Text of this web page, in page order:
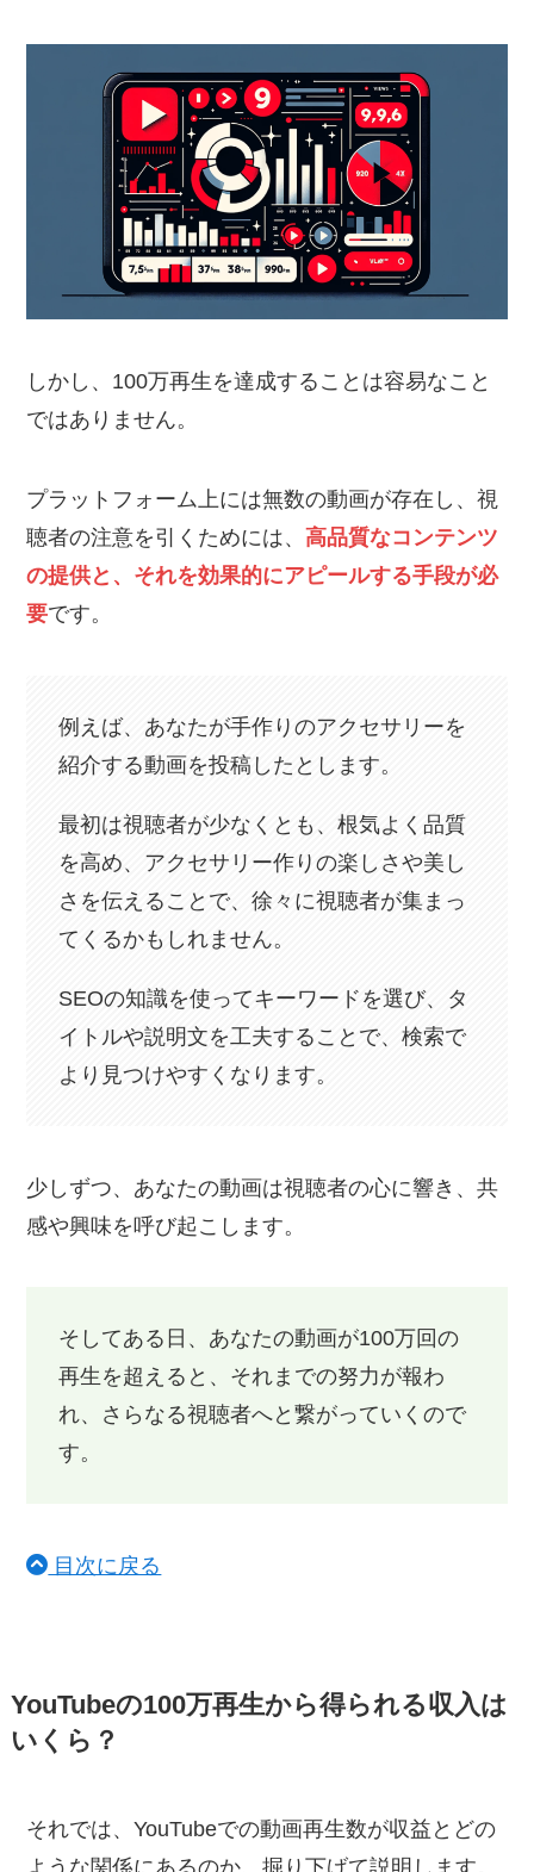
しかし、100万再生を達成することは容易なこと
ではありません。
プラットフォーム上には無数の動画が存在し、視
聴者の注意を引くためには、高品質なコンテンツ
の提供と、それを効果的にアピールする手段が必
要です。
例えば、あなたが手作りのアクセサリーを
紹介する動画を投稿したとします。
最初は視聴者が少なくとも、根気よく品質
を高め、アクセサリー作りの楽しさや美し
さを伝えることで、徐々に視聴者が集まっ
てくるかもしれません。
SEOの知識を使ってキーワードを選び、タ
イトルや説明文を工夫することで、検索で
より見つけやすくなります。
少しずつ、あなたの動画は視聴者の心に響き、共
感や興味を呼び起こします。
そしてある日、あなたの動画が100万回の
再生を超えると、それまでの努力が報わ
れ、さらなる視聴者へと繋がっていくので
す。
目次に戻る
YouTubeの100万再生から得られる収入は
いくら？
それでは、YouTubeでの動画再生数が収益とどの